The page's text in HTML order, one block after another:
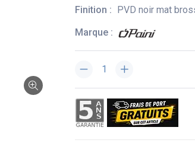
Finition :
PVD noir mat
Marque :